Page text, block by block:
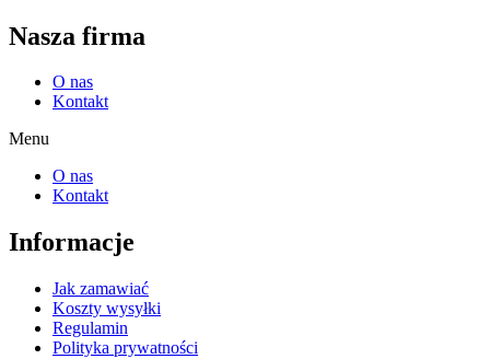
Nasza firma
O nas
Kontakt
Menu
O nas
Kontakt
Informacje
Jak zamawiać
Koszty wysyłki
Regulamin
Polityka prywatności